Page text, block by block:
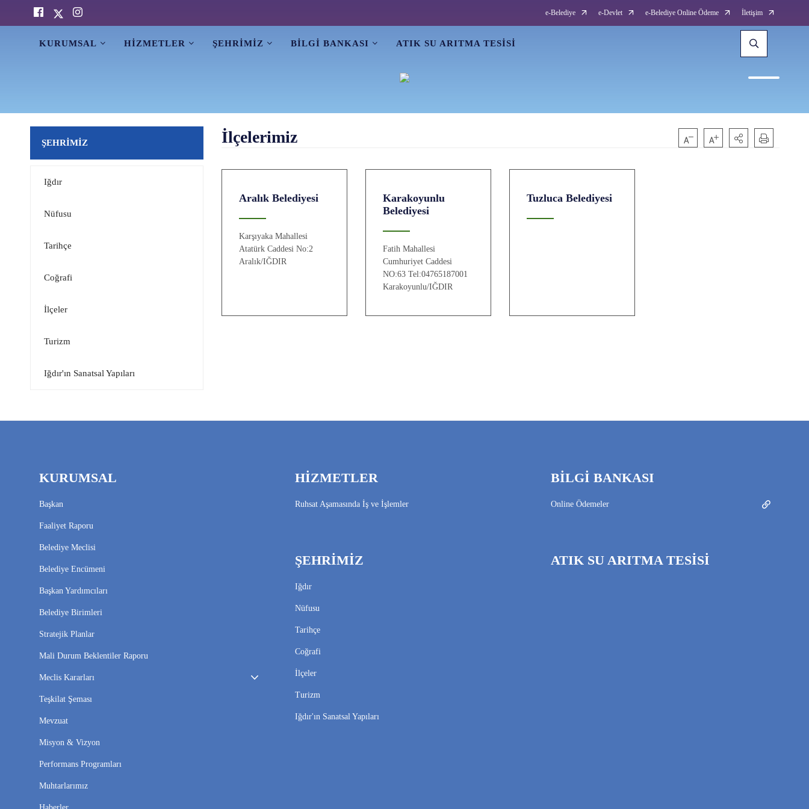
e-Belediye e-Devlet e-Belediye Online Ödeme İletişim
KURUMSAL HİZMETLER ŞEHRİMİZ BİLGİ BANKASI ATIK SU ARITMA TESİSİ
ŞEHRİMİZ
Iğdır
Nüfusu
Tarihçe
Coğrafi
İlçeler
Turizm
Iğdır'ın Sanatsal Yapıları
İlçelerimiz
Aralık Belediyesi
Karşıyaka Mahallesi
Atatürk Caddesi No:2
Aralık/IĞDIR
Karakoyunlu
Belediyesi
Fatih Mahallesi
Cumhuriyet Caddesi
NO:63 Tel:04765187001
Karakoyunlu/IĞDIR
Tuzluca Belediyesi
KURUMSAL
Başkan
Faaliyet Raporu
Belediye Meclisi
Belediye Encümeni
Başkan Yardımcıları
Belediye Birimleri
Stratejik Planlar
Mali Durum Beklentiler Raporu
Meclis Kararları
Teşkilat Şeması
Mevzuat
Misyon & Vizyon
Performans Programları
Muhtarlarımız
HİZMETLER
Ruhsat Aşamasında İş ve İşlemler
ŞEHRİMİZ
Iğdır
Nüfusu
Tarihçe
Coğrafi
İlçeler
Turizm
Iğdır'ın Sanatsal Yapıları
BİLGİ BANKASI
Online Ödemeler
ATIK SU ARITMA TESİSİ